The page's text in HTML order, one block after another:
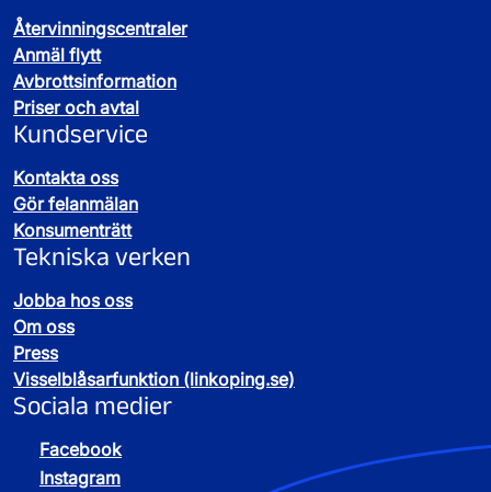
Återvinningscentraler
Anmäl flytt
Avbrottsinformation
Priser och avtal
Kundservice
Kontakta oss
Gör felanmälan
Konsumenträtt
Tekniska verken
Jobba hos oss
Om oss
Press
Visselblåsarfunktion (linkoping.se)
Sociala medier
Facebook
Instagram